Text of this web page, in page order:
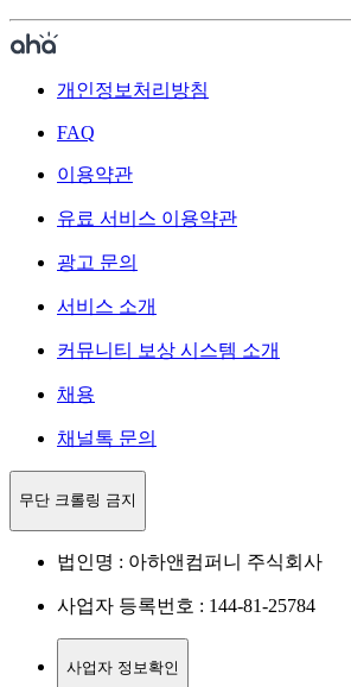
개인정보처리방침
FAQ
이용약관
유료 서비스 이용약관
광고 문의
서비스 소개
커뮤니티 보상 시스템 소개
채용
채널톡 문의
무단 크롤링 금지
법인명 : 아하앤컴퍼니 주식회사
사업자 등록번호 : 144-81-25784
사업자 정보확인